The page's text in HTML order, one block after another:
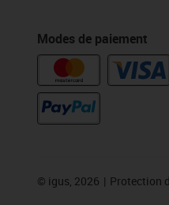
Modes de paiement
© igus, 2026 Protection